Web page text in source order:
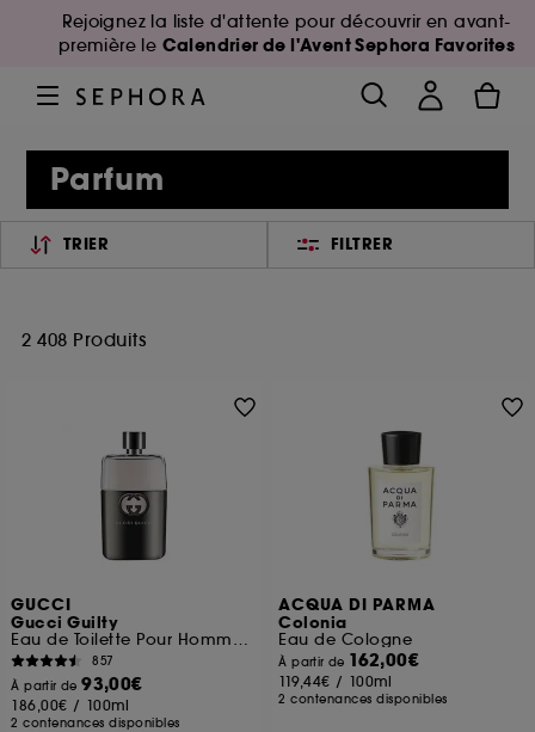
Rejoignez la liste d'attente pour découvrir en avant-
première le Calendrier de l'Avent Sephora Favorites
Parfum
TRIER FILTRER
2 408 Produits
GUCCI
Gucci Guilty
Eau de Toilette Pour Homme Fougère Aromatique
857
À partir de93,00€
186,00€ / 100ml
2 contenances disponibles
ACQUA DI PARMA
Colonia
Eau de Cologne
À partir de 162,00€
119,44€ / 100ml
2 contenances disponibles